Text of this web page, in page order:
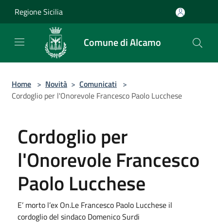
Regione Sicilia
Comune di Alcamo
Home > Novità > Comunicati >
Cordoglio per l'Onorevole Francesco Paolo Lucchese
Cordoglio per
l'Onorevole Francesco
Paolo Lucchese
E’ morto l’ex On.Le Francesco Paolo Lucchese il
cordoglio del sindaco Domenico Surdi